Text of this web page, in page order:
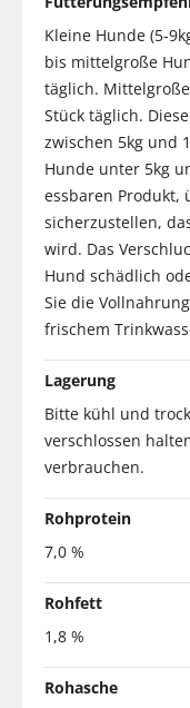
Kleine Hunde (5-
bis mittelgroße
täglich.
Stück täglich.
zwischen 5kg und
Hunde unter 5kg
essbaren Produkt,
sicherzustellen,
wird. Das
Hund schädlich
Sie die
frischem
Lagerung
Bitte kühl und
verschlossen
verbrauchen.
Rohprotein
7,0 %
Rohfett
1,8 %
Rohasche